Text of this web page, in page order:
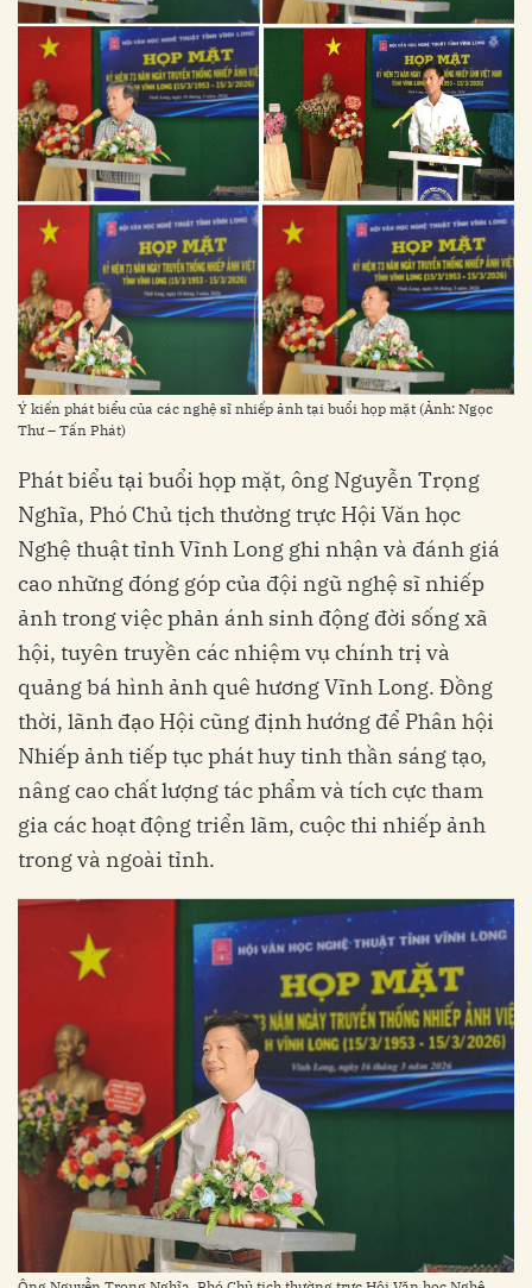
Ý kiến phát biểu của các nghệ sĩ nhiếp ảnh tại buổi họp mặt (Ảnh: Ngọc
Thư – Tấn Phát)
Phát biểu tại buổi họp mặt, ông Nguyễn Trọng
Nghĩa, Phó Chủ tịch thường trực Hội Văn học
Nghệ thuật tỉnh Vĩnh Long ghi nhận và đánh giá
cao những đóng góp của đội ngũ nghệ sĩ nhiếp
ảnh trong việc phản ánh sinh động đời sống xã
hội, tuyên truyền các nhiệm vụ chính trị và
quảng bá hình ảnh quê hương Vĩnh Long. Đồng
thời, lãnh đạo Hội cũng định hướng để Phân hội
Nhiếp ảnh tiếp tục phát huy tinh thần sáng tạo,
nâng cao chất lượng tác phẩm và tích cực tham
gia các hoạt động triển lãm, cuộc thi nhiếp ảnh
trong và ngoài tỉnh.